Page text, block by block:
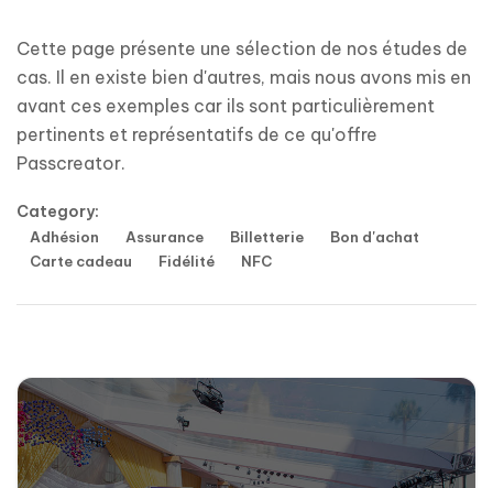
Cette page présente une sélection de nos études de
cas. Il en existe bien d'autres, mais nous avons mis en
avant ces exemples car ils sont particulièrement
pertinents et représentatifs de ce qu'offre
Passcreator.
Category:
Adhésion Assurance Billetterie
Bon d'achat
Carte cadeau
Fidélité NFC